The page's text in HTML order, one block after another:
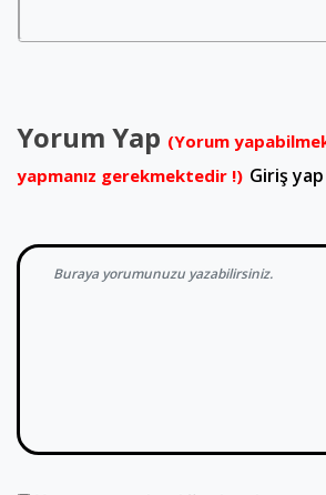
Yorum Yap (Yorum
yapmanız gerekmektedir !) Giriş yap